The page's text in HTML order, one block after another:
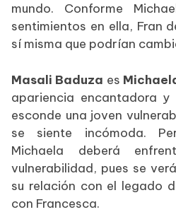
mundo. Conforme
sentimientos en ella, Fran
sí misma que podrían
Masali Baduza es
apariencia encantadora y
esconde una joven
se siente incómoda.
Michaela deberá
vulnerabilidad, pues se
su relación con el legado
con Francesca.